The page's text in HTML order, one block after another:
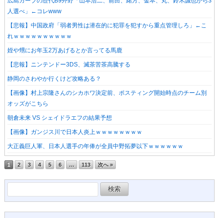
人選べ」←コレwww
【悲報】中国政府「弱者男性は潜在的に犯罪を犯すから重点管理しろ」←こ
れｗｗｗｗｗｗｗｗｗｗ
姪や甥にお年玉2万あげるとか言ってる馬鹿
【悲報】ニンテンドー3DS、滅茶苦茶高騰する
静岡のさわやか行くけど攻略ある？
【画像】村上宗隆さんのシカホワ決定前、ポスティング開始時点のチーム別
オッズがこちら
朝倉未来 VS シェイドラエフの結果予想
【画像】ガンジス川で日本人炎上ｗｗｗｗｗｗｗｗ
大正義巨人軍、日本人選手の年俸が全員中野拓夢以下ｗｗｗｗｗｗ
1 2 3 4 5 6 … 113 次へ »
索: